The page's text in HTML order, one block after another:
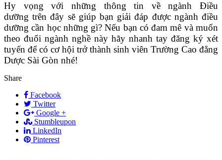
Hy vọng với những thông tin về ngành Điều
dưỡng trên đây sẽ giúp bạn giải đáp được ngành điều
dưỡng cần học những gì? Nếu bạn có đam mê và muốn
theo đuổi ngành nghề này hãy nhanh tay đăng ký xét
tuyển để có cơ hội trở thành sinh viên Trường Cao đẳng
Dược Sài Gòn nhé!
Share
Facebook
Twitter
Google +
Stumbleupon
LinkedIn
Pinterest